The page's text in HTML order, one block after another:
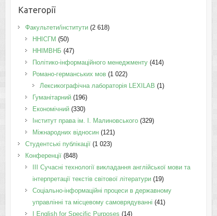
Категорії
Факультети/інститути(2 618)
ННІСГМ (50)
ННІМВНБ (47)
Політико-інформаційного менеджменту(414)
Романо-германських мов(1 022)
Лексикографічна лабораторія LEXILAB (1)
Гуманітарний(196)
Економічний(330)
Інститут права ім. І. Малиновського(329)
Міжнародних відносин(121)
Студентські публікації(1 023)
Конференції(848)
III Сучасні технології викладання англійської мови та
інтерпретації текстів світової літератури(19)
Соціально-інформаційні процеси в державному
управлінні та місцевому самоврядуванні (41)
І English for Specific Purposes (14)